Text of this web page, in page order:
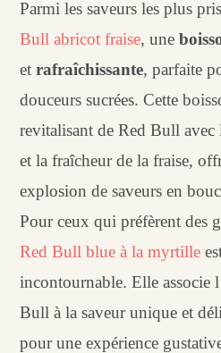
Parmi les saveurs les plus
Bull abricot fraise, une
etrafraîchissante, parfaite
douceurs sucrées. Cette
revitalisant de Red Bull avec
et la fraîcheur de la fraise,
explosion de saveurs en
Pour ceux qui préfèrent des
Red Bull blue à la myrtille
incontournable. Elle associe
Bull à la saveur unique et
pour une expérience